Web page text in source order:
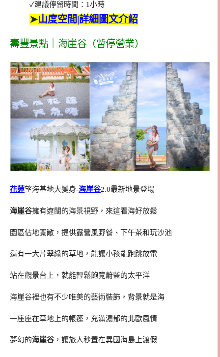
✓建議停留時間：1小時
➤山度空間|詳細圖文介紹
壽豐景點｜海崖谷（暫停營業）
花蓮望海基地大變身-海崖谷2.0最新地景登場
海崖谷擁有遼闊的海景視野，來這看海好放鬆
園區佔地寬敞，提供露營風野餐、下午茶和玩沙池
還有一大片翠綠的草地，能讓小孩能跑跳放電
站在觀景台上，就能輕鬆飽覽蔚藍的太平洋
海崖谷裡也有不少唯美的藝術裝飾，背景就是海
一座座在草地上的帳篷，充滿濃郁的北歐風情
夢幻的海崖谷，讓旅人秒置在異國海島上渡假